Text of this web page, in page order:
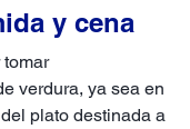
y cena
verdura, ya sea en
plato destinada a